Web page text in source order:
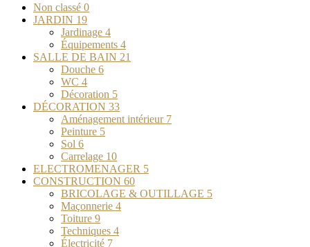
Non classé 0
JARDIN 19
Jardinage 4
Équipements 4
SALLE DE BAIN 21
Douche 6
WC 4
Décoration 5
DÉCORATION 33
Aménagement intérieur 7
Peinture 5
Sol 6
Carrelage 10
ELECTROMENAGER 5
CONSTRUCTION 60
BRICOLAGE & OUTILLAGE 5
Maçonnerie 4
Toiture 9
Techniques 4
Électricité 7